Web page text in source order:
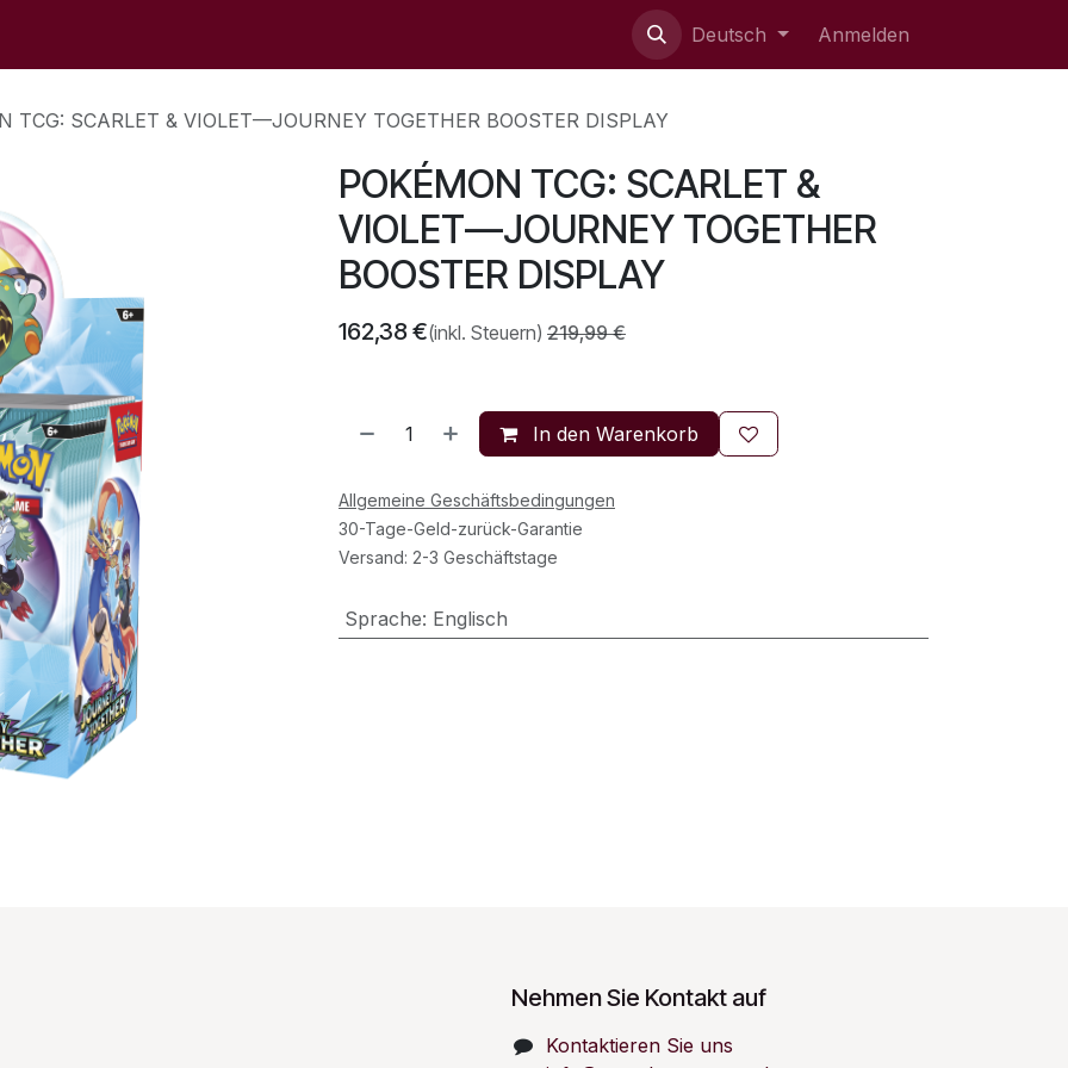
Deutsch Anmelden
TCG: SCARLET & VIOLET—JOURNEY TOGETHER BOOSTER DISPLAY
POKÉMON TCG: SCARLET &
VIOLET—JOURNEY TOGETHER
BOOSTER DISPLAY
162,38€(inkl. Steuern) 219,99€
In den Warenkorb
Allgemeine Geschäftsbedingungen
30-Tage-Geld-zurück-Garantie
Versand: 2-3 Geschäftstage
Sprache: Englisch
Nehmen Sie Kontakt auf
Kontaktieren Sie uns